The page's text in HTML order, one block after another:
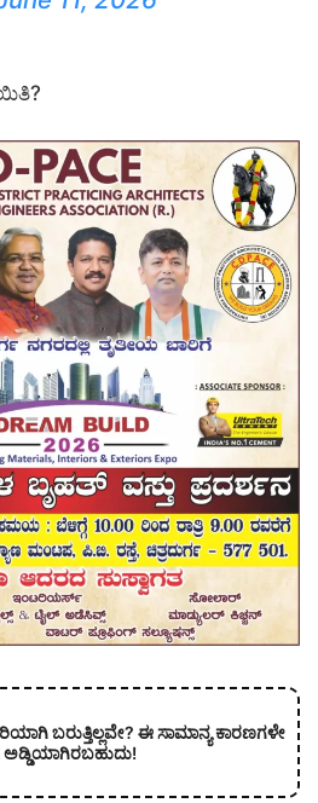
ಬರುತ್ತಿಲ್ಲವೇ? ಈ ಸಾಮಾನ್ಯ ಕಾರಣಗಳೇ
ಅಡ್ಡಿಯಾಗಿರಬಹುದು!